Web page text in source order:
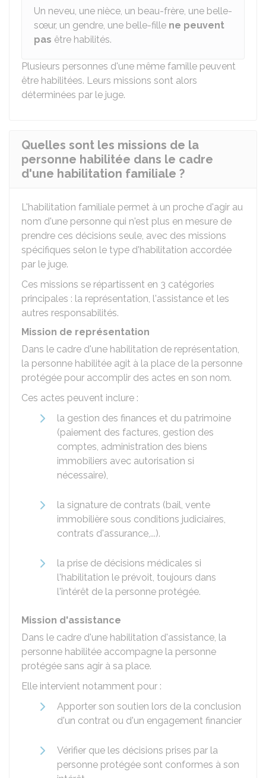
Un neveu, une nièce, un beau-frère, une belle-
sœur, un gendre, une belle-fille ne peuvent
pas être habilités.
Plusieurs personnes d'une même famille peuvent
être habilitées. Leurs missions sont alors
déterminées par le juge.
Quelles sont les missions de la
personne habilitée dans le cadre
d'une habilitation familiale ?
L'habilitation familiale permet à un proche d'agir au
nom d'une personne qui n'est plus en mesure de
prendre ces décisions seule, avec des missions
spécifiques selon le type d'habilitation accordée
par le juge.
Ces missions se répartissent en 3 catégories
principales : la représentation, l'assistance et les
autres responsabilités.
Mission de représentation
Dans le cadre d'une habilitation de représentation,
la personne habilitée agit à la place de la personne
protégée pour accomplir des actes en son nom.
Ces actes peuvent inclure :
la gestion des finances et du patrimoine
(paiement des factures, gestion des
comptes, administration des biens
immobiliers avec autorisation si
nécessaire),
la signature de contrats (bail, vente
immobilière sous conditions judiciaires,
contrats d'assurance,...).
la prise de décisions médicales si
l'habilitation le prévoit, toujours dans
l'intérêt de la personne protégée.
Mission d'assistance
Dans le cadre d'une habilitation d'assistance, la
personne habilitée accompagne la personne
protégée sans agir à sa place.
Elle intervient notamment pour :
Apporter son soutien lors de la conclusion
d'un contrat ou d'un engagement financier
Vérifier que les décisions prises par la
personne protégée sont conformes à son